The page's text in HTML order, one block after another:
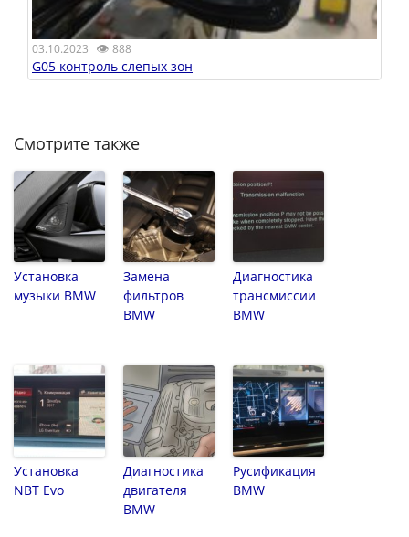
03.10.2023 👁 888
G05 контроль слепых зон
Смотрите также
Установка
музыки BMW
Замена
фильтров
BMW
Диагностика
трансмиссии
BMW
Установка
NBT Evo
Диагностика
двигателя
BMW
Русификация
BMW